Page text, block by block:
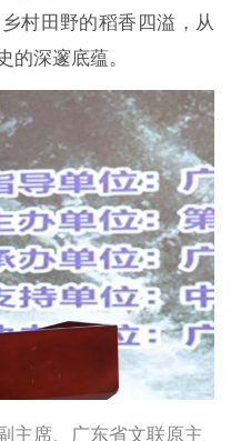
村田野的稻香四溢，从
深邃底蕴。
主席、广东省文联原主